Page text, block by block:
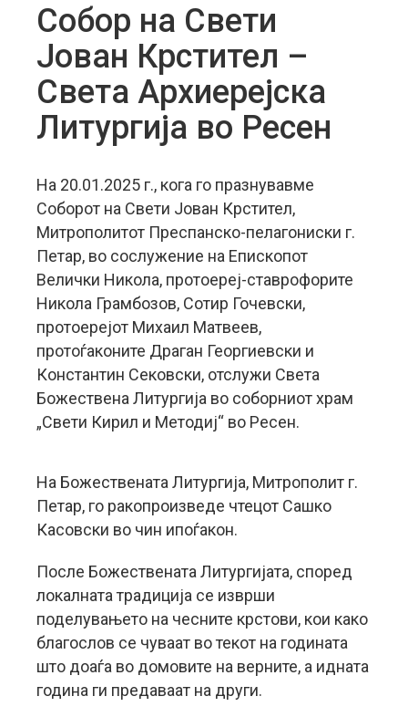
Собор на Свети
Јован Крстител –
Света Архиерејска
Литургија во Ресен
На 20.01.2025 г., кога го празнувавме
Соборот на Свети Јован Крстител,
Митрополитот Преспанско-пелагониски г.
Петар, во сослужение на Епископот
Велички Никола, протоереј-ставрофорите
Никола Грамбозов, Сотир Гочевски,
протоерејот Михаил Матвеев,
протоѓаконите Драган Георгиевски и
Константин Сековски, отслужи Света
Божествена Литургија во соборниот храм
„Свети Кирил и Методиј“ во Ресен.
На Божествената Литургија, Митрополит г.
Петар, го ракопроизведе чтецот Сашко
Касовски во чин ипоѓакон.
После Божествената Литургијата, според
локалната традиција се изврши
поделувањето на чесните крстови, кои како
благослов се чуваат во текот на годината
што доаѓа во домовите на верните, а идната
година ги предаваат на други.